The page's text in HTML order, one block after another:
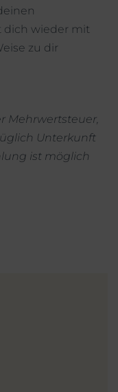
dich wieder mit
zu dir
Mehrwertsteuer,
Unterkunft
ist möglich